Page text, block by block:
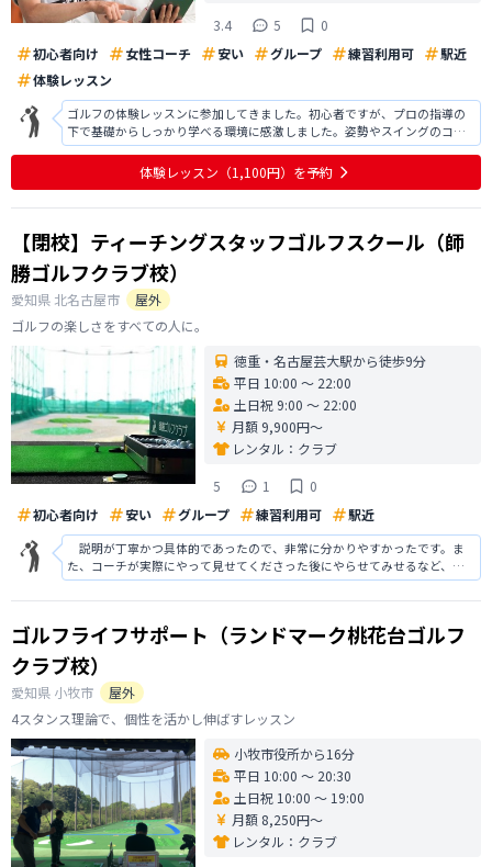
3.4
5
0
初心者向け
女性コーチ 安い グループ 練習利用可
駅近
体験レッスン
ゴルフの体験レッスンに参加してきました。初心者ですが、プロの指導の
下で基礎からしっかり学べる環境に感激しました。姿勢やスイングのコツ
を丁寧に教えてもらい、自分でも驚くほどスムーズなスイングができるよ
うに。フォームやクラブの握り方一つでボールの飛び方が大きく変わるこ
とに感動し、ゴルフの奥深さを実感しま
体験レッスン （1,100円） を予約
【閉校】ティーチングスタッフゴルフスクール（師
勝ゴルフクラブ校）
愛知県 北名古屋市
屋外
ゴルフの楽しさをすべての人に。
徳重・名古屋芸大駅から徒歩9分
平日 10:00 〜 22:00
土日祝 9:00 〜 22:00
月額 9,900円〜
レンタル： クラブ
5
1
0
初心者向け
安い グループ 練習利用可 駅近
説明が丁寧かつ具体的であったので、非常に分かりやすかったです。ま
た、コーチが実際にやって見せてくださった後にやらせてみせるなど、ま
さに「やってみせ、言って聞かせて、させてみせ、誉めてやらねば、人は
動かじ」のごとく、良いショットが出来た時には、必ず誉めていただいた
ゴルフライフサポート（ランドマーク桃花台ゴルフ
クラブ校）
愛知県 小牧市
屋外
4スタンス理論で、個性を活かし伸ばすレッスン
小牧市役所から16分
平日 10:00 〜 20:30
土日祝 10:00 〜 19:00
月額 8,250円〜
レンタル： クラブ